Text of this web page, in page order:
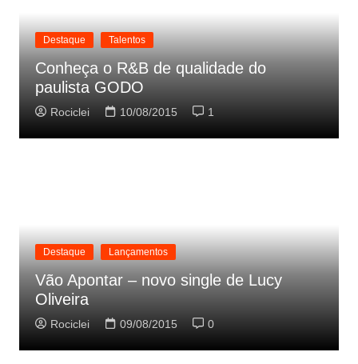
Destaque Talentos
Conheça o R&B de qualidade do
paulista GODO
Rociclei 10/08/2015 1
Destaque Lançamentos
Vão Apontar – novo single de Lucy
Oliveira
Rociclei 09/08/2015 0